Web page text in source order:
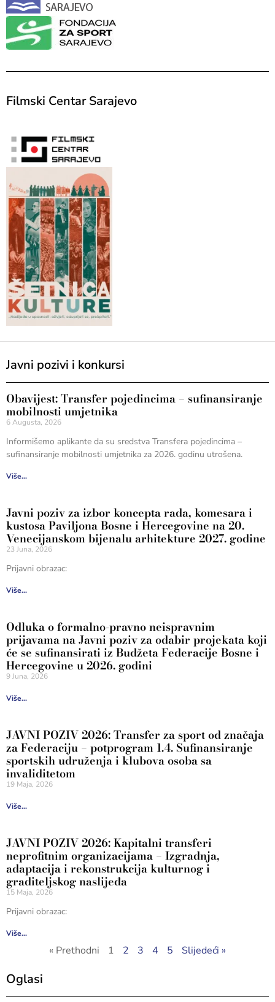
Filmski Centar Sarajevo
Javni pozivi i konkursi
Obavijest: Transfer pojedincima – sufinansiranje
mobilnosti umjetnika
6 Augusta, 2026
Informišemo aplikante da su sredstva Transfera pojedincima –
sufinansiranje mobilnosti umjetnika za 2026. godinu utrošena.
Više...
Javni poziv za izbor koncepta rada, komesara i
kustosa Paviljona Bosne i Hercegovine na 20.
Venecijanskom bijenalu arhitekture 2027. godine
23 Juna, 2026
Prijavni obrazac:
Više...
Odluka o formalno-pravno neispravnim
prijavama na Javni poziv za odabir projekata koji
će se sufinansirati iz Budžeta Federacije Bosne i
Hercegovine u 2026. godini
9 Juna, 2026
Više...
JAVNI POZIV 2026: Transfer za sport od značaja
za Federaciju – potprogram 1.4. Sufinansiranje
sportskih udruženja i klubova osoba sa
invaliditetom
19 Maja, 2026
Više...
JAVNI POZIV 2026: Kapitalni transferi
neprofitnim organizacijama – Izgradnja,
adaptacija i rekonstrukcija kulturnog i
graditeljskog naslijeđa
15 Maja, 2026
Prijavni obrazac:
Više...
« Prethodni 1 2 3 4 5 Slijedeći »
Oglasi